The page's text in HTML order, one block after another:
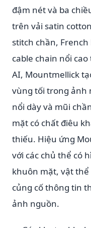
đậm nét và ba
trên vải satin
stitch chần,
cable chain nổi
AI, Mountmellick
vùng tối trong
nổi dày và mũi
mặt có chất điêu
thiếu. Hiệu ứng
với các chủ thể có
khuôn mặt, vật
củng cố thông tin
ảnh nguồn.